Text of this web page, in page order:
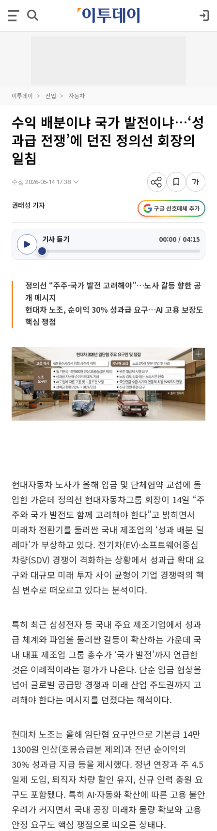
이투데이 산업 자동차
수익 배분이냐 국가 발전이냐…‘성
과급 전쟁’에 던진 정의선 회장의
일침
수정 2026-05-14 17:38
권태성 기자 구글 선호매체 추가
기사 듣기 00:00 / 04:15
정의선 “주주·국가 발전 고려해야”…노사 갈등 향한 공
개 메시지
현대차 노조, 순이익 30% 성과급 요구…AI 고용 보장도
핵심 쟁점
현대자동차 노사가 올해 임금 및 단체협약 교섭에 돌
입한 가운데 정의선 현대자동차그룹 회장이 14일 “주
주와 국가 발전도 함께 고려해야 한다”고 밝히면서
미래차 전환기를 둘러싼 국내 제조업의 ‘성과 배분 딜
레마’가 부상하고 있다. 전기차(EV)·소프트웨어중심
차량(SDV) 경쟁이 격화하는 상황에서 성과급 확대 요
구와 대규모 미래 투자 사이 균형이 기업 경쟁력의 핵
심 변수로 떠오르고 있다는 분석이다.
특히 최근 삼성전자 등 국내 주요 제조기업에서 성과
급 체계와 파업을 둘러싼 갈등이 확산하는 가운데 국
내 대표 제조업 그룹 총수가 ‘국가 발전’까지 언급한
것은 이례적이라는 평가가 나온다. 단순 임금 협상을
넘어 글로벌 공급망 경쟁과 미래 산업 주도권까지 고
려해야 한다는 메시지를 던졌다는 해석이다.
현대차 노조는 올해 임단협 요구안으로 기본급 14만
1300원 인상(호봉승급분 제외)과 전년 순이익의
30% 성과급 지급 등을 제시했다. 정년 연장과 주 4.5
일제 도입, 퇴직자 차량 할인 유지, 신규 인력 충원 요
구도 포함됐다. 특히 AI·자동화 확산에 따른 고용 불안
우려가 커지면서 국내 공장 미래차 물량 확보와 고용
안정 요구도 핵심 쟁점으로 떠오른 상태다.